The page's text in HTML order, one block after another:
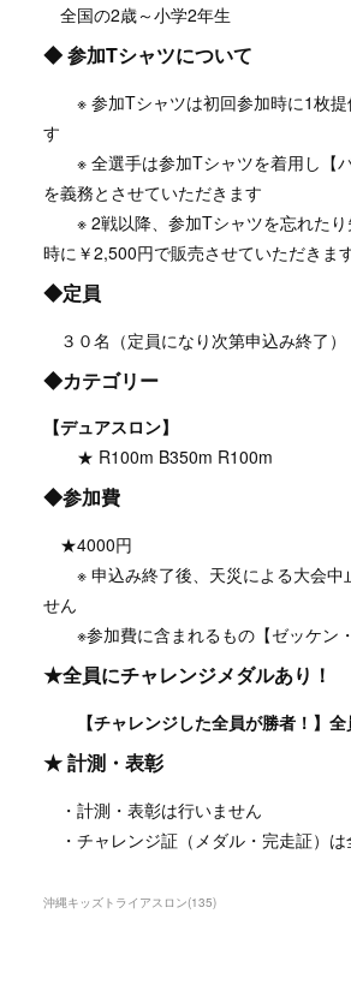
全国の2歳～小学2年生
◆ 参加Tシャツについて
※ 参加Tシャツは初回参加時に1枚提
す
※ 全選手は参加Tシャツを着用し【バ
を義務とさせていただきます
※ 2戦以降、参加Tシャツを忘れたり
時に￥2,500円で販売させていただきま
◆定員
３０名（定員になり次第申込み終了）
◆カテゴリー
【デュアスロン】
★ R100m B350m R100m
◆参加費
★4000円
※ 申込み終了後、天災による大会中
せん
※参加費に含まれるもの【ゼッケン・
★全員にチャレンジメダルあり！
【チャレンジした全員が勝者！】
★ 計測・表彰
・計測・表彰は行いません
・チャレンジ証（メダル・完走証）は
沖縄キッズトライアスロン(135)